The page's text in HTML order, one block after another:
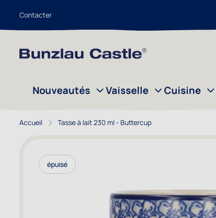
Contacter
Nouveautés Vaisselle Cuisine
Accueil Tasse à lait 230 ml - Buttercup
épuisé